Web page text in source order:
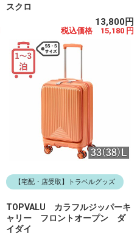
スクロ
13,800円
税込価格 15,180 円
【宅配・店受取】トラベルグッズ
TOPVALU カラフルジッパーキ
ャリー フロントオープン ダ
イダイ